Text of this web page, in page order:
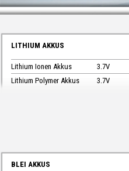
LITHIUM AKKUS
Lithium Ionen Akkus
3.7V
Lithium Polymer Akkus
3.7V
BLEI AKKUS